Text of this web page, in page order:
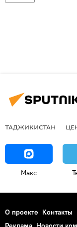
ТАДЖИКИСТАН
Макс
О проекте Контакты